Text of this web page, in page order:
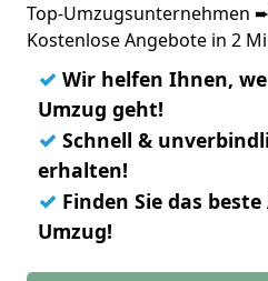
Top-Umzugsunternehmen
Kostenlose Angebote in 2
✓ Wir helfen Ihnen,
Umzug geht!
✓ Schnell &
erhalten!
✓ Finden Sie das
Umzug!